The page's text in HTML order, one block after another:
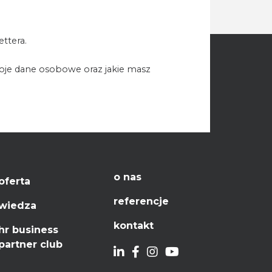
dane osobowe oraz jakie masz
business
club
o nas
referencje
kontakt